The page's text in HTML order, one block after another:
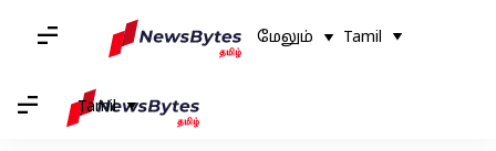
மேலும் Tamil
Tamil